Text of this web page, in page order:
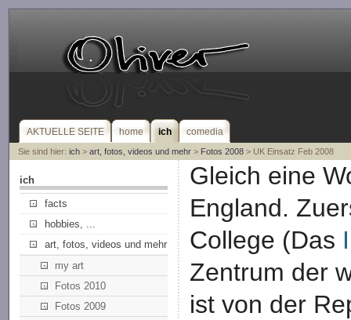
AKTUELLE SEITE home ich comedia
Sie sind hier: ich> art, fotos, videos und mehr> Fotos 2008> UK Einsatz Feb 2008
ich
facts
hobbies, ...
art, fotos, videos und mehr
my art
Fotos 2010
Fotos 2009
Gleich eine
England.
College (Das
Zentrum der
ist von der